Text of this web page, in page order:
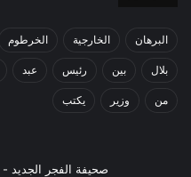
البرهان الخارجية الخرطوم
بلال بين رئيس عبد
من وزير يكتب
صحيفة الفجر الجديد